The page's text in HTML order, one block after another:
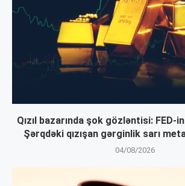
Qızıl bazarında şok gözləntisi: FED-
Şərqdəki qızışan gərginlik sarı
04/08/2026